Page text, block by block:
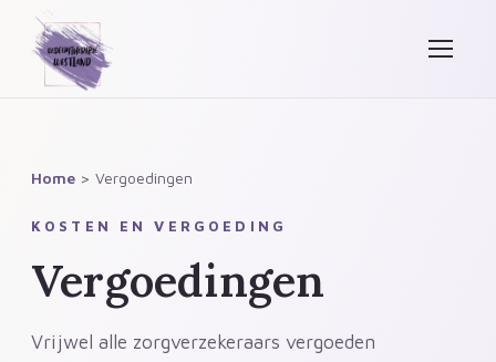
Home > Vergoedingen
KOSTEN EN VERGOEDING
Vergoedingen
Vrijwel alle zorgverzekeraars vergoeden